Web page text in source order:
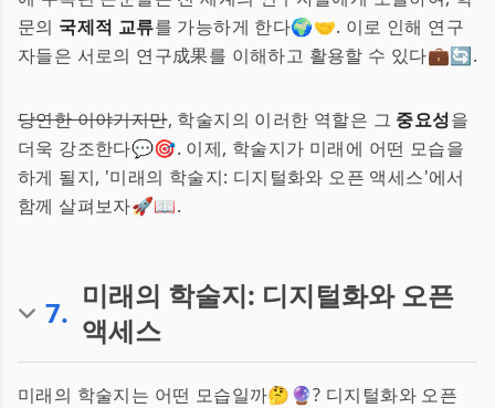
문의 국제적 교류를 가능하게 한다🌍🤝. 이로 인해 연구
자들은 서로의 연구成果를 이해하고 활용할 수 있다💼🔄.
당연한 이야기지만, 학술지의 이러한 역할은 그 중요성을
더욱 강조한다💬🎯. 이제, 학술지가 미래에 어떤 모습을
하게 될지, '미래의 학술지: 디지털화와 오픈 액세스'에서
함께 살펴보자🚀📖.
7. 미래의 학술지: 디지털화와 오픈
액세스
미래의 학술지는 어떤 모습일까🤔🔮? 디지털화와 오픈